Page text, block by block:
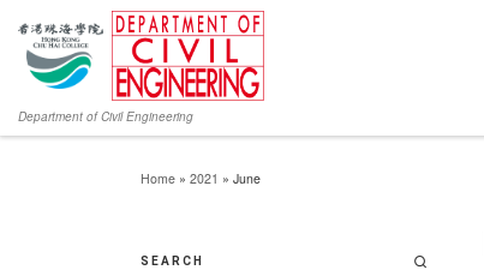
Department of Civil Engineering
Home » 2021 » June
SEARCH